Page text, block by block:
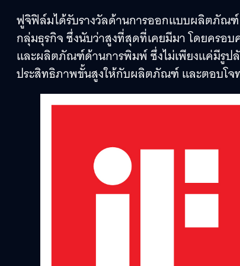
ฟูจิฟิล์มได้รับรางวัลด้านการออกแบบผลิตภัณฑ์
กลุ่มธุรกิจ ซึ่งนับว่าสูงที่สุดที่เคยมีมา โดยคร
และผลิตภัณฑ์ด้านการพิมพ์ ซึ่งไม่เพียงแค่มีรูป
ประสิทธิภาพขั้นสูงให้กับผลิตภัณฑ์ และตอบโจ